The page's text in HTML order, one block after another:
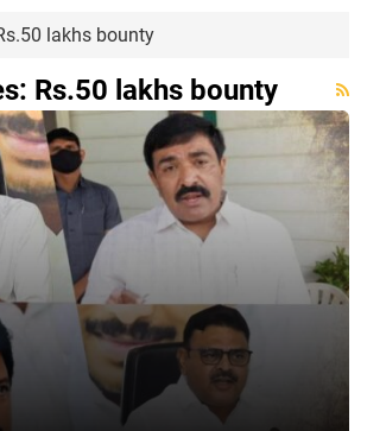
lakhs bounty
Rs.50 lakhs bounty